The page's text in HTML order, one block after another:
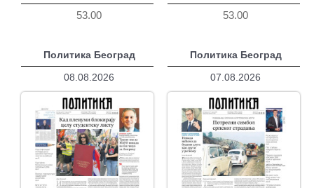
53.00 53.00
Политика Београд
08.08.2026
Политика Београд
07.08.2026